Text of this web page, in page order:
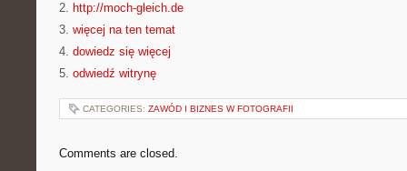
2. http://moch-gleich.de
3. więcej na ten temat
4. dowiedz się więcej
5. odwiedź witrynę
CATEGORIES: ZAWÓD I BIZNES W FOTOGRAFII
Comments are closed.